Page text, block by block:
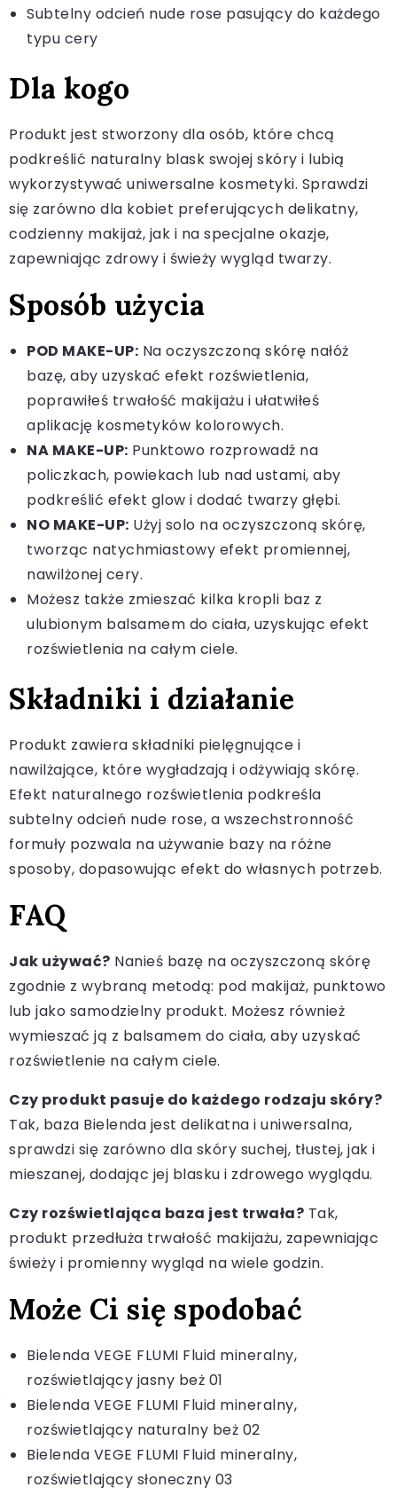
Subtelny odcień nude rose pasujący do każdego
typu cery
Dla kogo
Produkt jest stworzony dla osób, które chcą
podkreślić naturalny blask swojej skóry i lubią
wykorzystywać uniwersalne kosmetyki. Sprawdzi
się zarówno dla kobiet preferujących delikatny,
codzienny makijaż, jak i na specjalne okazje,
zapewniając zdrowy i świeży wygląd twarzy.
Sposób użycia
POD MAKE-UP: Na oczyszczoną skórę nałóż
bazę, aby uzyskać efekt rozświetlenia,
poprawiłeś trwałość makijażu i ułatwiłeś
aplikację kosmetyków kolorowych.
NA MAKE-UP: Punktowo rozprowadź na
policzkach, powiekach lub nad ustami, aby
podkreślić efekt glow i dodać twarzy głębi.
NO MAKE-UP: Użyj solo na oczyszczoną skórę,
tworząc natychmiastowy efekt promiennej,
nawilżonej cery.
Możesz także zmieszać kilka kropli baz z
ulubionym balsamem do ciała, uzyskując efekt
rozświetlenia na całym ciele.
Składniki i działanie
Produkt zawiera składniki pielęgnujące i
nawilżające, które wygładzają i odżywiają skórę.
Efekt naturalnego rozświetlenia podkreśla
subtelny odcień nude rose, a wszechstronność
formuły pozwala na używanie bazy na różne
sposoby, dopasowując efekt do własnych potrzeb.
FAQ
Jak używać? Nanieś bazę na oczyszczoną skórę
zgodnie z wybraną metodą: pod makijaż, punktowo
lub jako samodzielny produkt. Możesz również
wymieszać ją z balsamem do ciała, aby uzyskać
rozświetlenie na całym ciele.
Czy produkt pasuje do każdego rodzaju skóry?
Tak, baza Bielenda jest delikatna i uniwersalna,
sprawdzi się zarówno dla skóry suchej, tłustej, jak i
mieszanej, dodając jej blasku i zdrowego wyglądu.
Czy rozświetlająca baza jest trwała? Tak,
produkt przedłuża trwałość makijażu, zapewniając
świeży i promienny wygląd na wiele godzin.
Może Ci się spodobać
Bielenda VEGE FLUMI Fluid mineralny,
rozświetlający jasny beż 01
Bielenda VEGE FLUMI Fluid mineralny,
rozświetlający naturalny beż 02
Bielenda VEGE FLUMI Fluid mineralny,
rozświetlający słoneczny 03